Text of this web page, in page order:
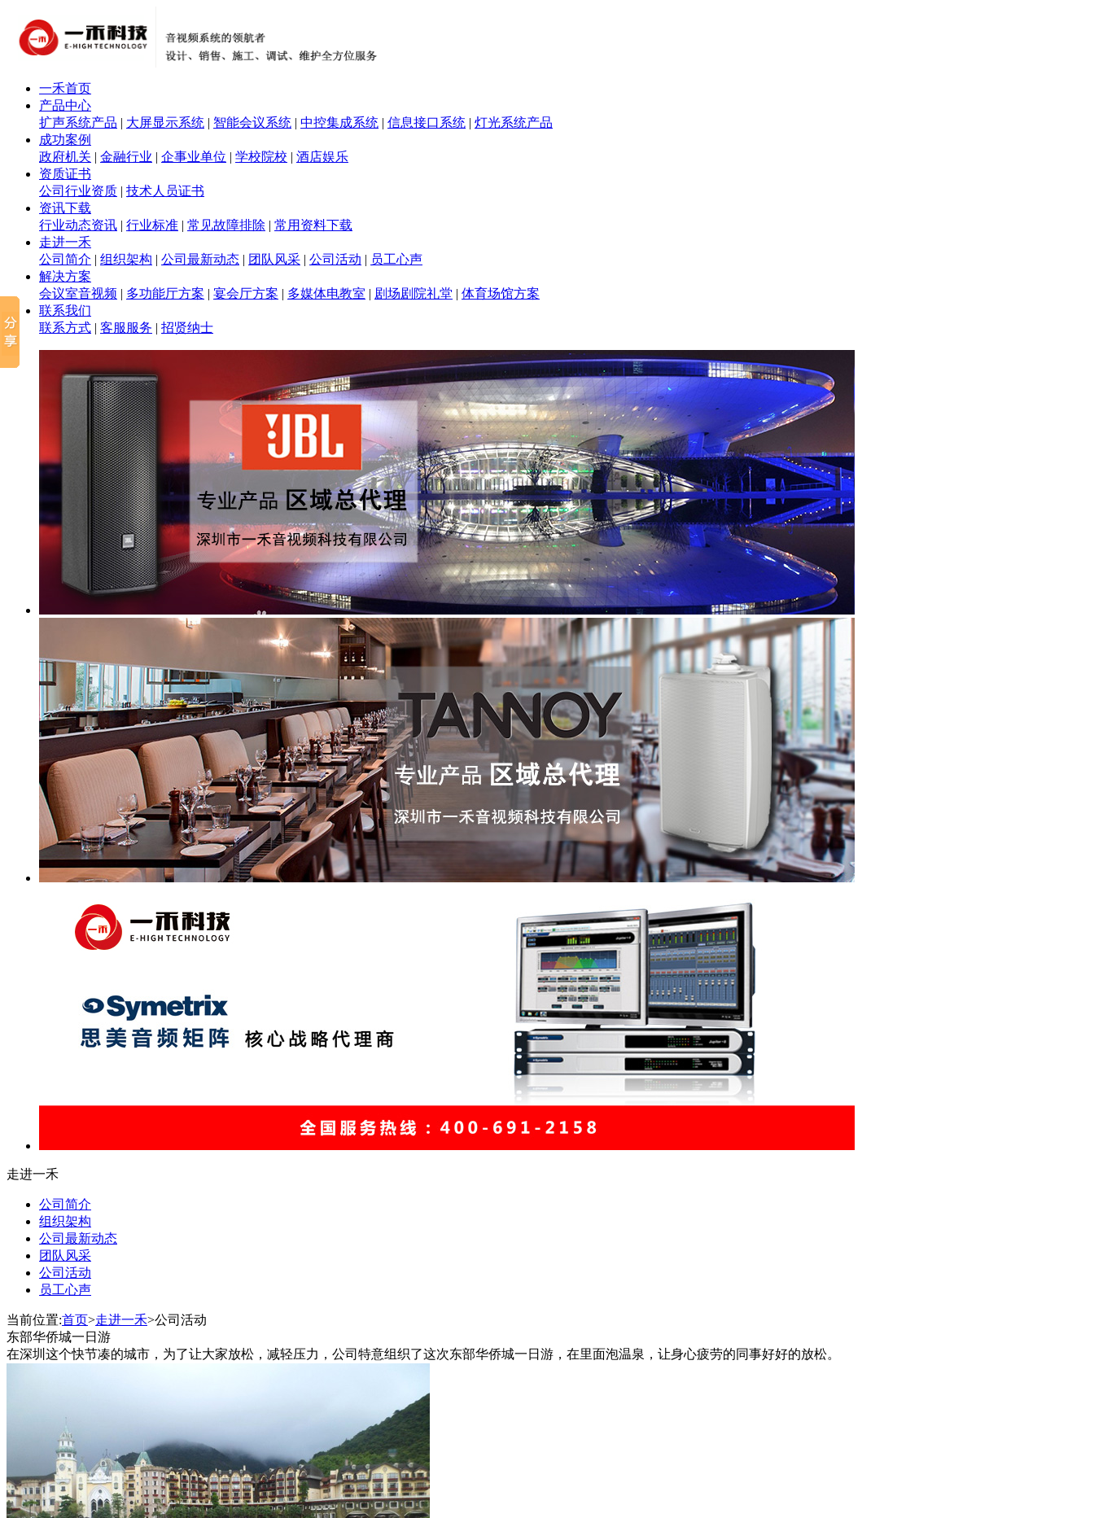
一禾首页
产品中心
扩声系统产品 | 大屏显示系统 | 智能会议系统 | 中控集成系统 | 信息接口系统 | 灯光系统产品
成功案例
政府机关 | 金融行业 | 企事业单位 | 学校院校 | 酒店娱乐
资质证书
公司行业资质 | 技术人员证书
资讯下载
行业动态资讯 | 行业标准 | 常见故障排除 | 常用资料下载
走进一禾
公司简介 | 组织架构 | 公司最新动态 | 团队风采 | 公司活动 | 员工心声
解决方案
会议室音视频 | 多功能厅方案 | 宴会厅方案 | 多媒体电教室 | 剧场剧院礼堂 | 体育场馆方案
联系我们
联系方式 | 客服服务 | 招贤纳士
走进一禾
公司简介
组织架构
公司最新动态
团队风采
公司活动
员工心声
当前位置:首页>走进一禾>公司活动
东部华侨城一日游
在深圳这个快节凑的城市，为了让大家放松，减轻压力，公司特意组织了这次东部华侨城一日游，在里面泡温泉，让身心疲劳的同事好好的放松。